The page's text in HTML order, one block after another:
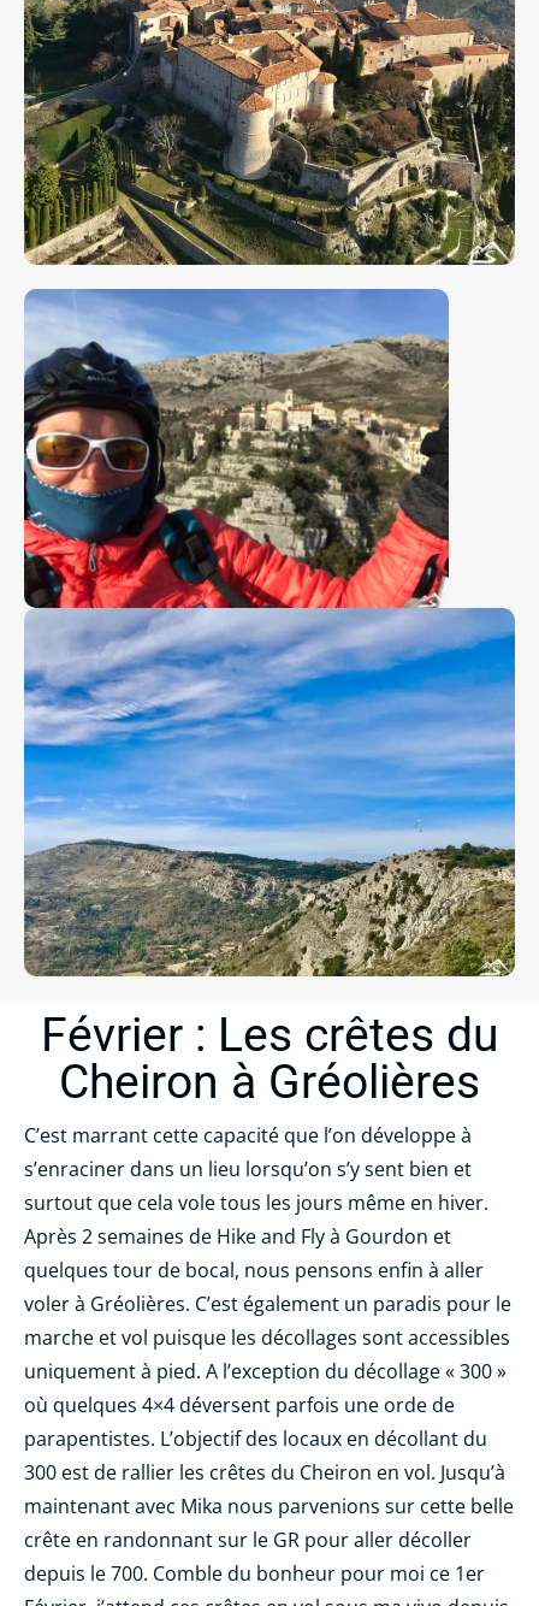
Février : Les crêtes du
Cheiron à Gréolières
C’est marrant cette capacité que l’on développe à
s’enraciner dans un lieu lorsqu’on s’y sent bien et
surtout que cela vole tous les jours même en hiver.
Après 2 semaines de Hike and Fly à Gourdon et
quelques tour de bocal, nous pensons enfin à aller
voler à Gréolières. C’est également un paradis pour le
marche et vol puisque les décollages sont accessibles
uniquement à pied. A l’exception du décollage « 300 »
où quelques 4×4 déversent parfois une orde de
parapentistes. L’objectif des locaux en décollant du
300 est de rallier les crêtes du Cheiron en vol. Jusqu’à
maintenant avec Mika nous parvenions sur cette belle
crête en randonnant sur le GR pour aller décoller
depuis le 700. Comble du bonheur pour moi ce 1er